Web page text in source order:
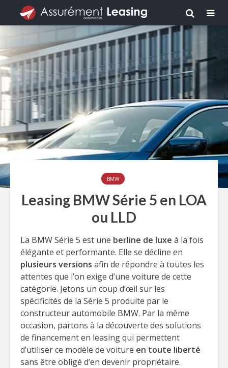
BMW
Leasing BMW Série 5 en LOA
ou LLD
La BMW Série 5 est une berline de luxe à la fois
élégante et performante. Elle se décline en
plusieurs versions afin de répondre à toutes les
attentes que l’on exige d’une voiture de cette
catégorie. Jetons un coup d’œil sur les
spécificités de la Série 5 produite par le
constructeur automobile BMW. Par la même
occasion, partons à la découverte des solutions
de financement en leasing qui permettent
d’utiliser ce modèle de voiture en toute liberté
sans être obligé d’en devenir propriétaire.